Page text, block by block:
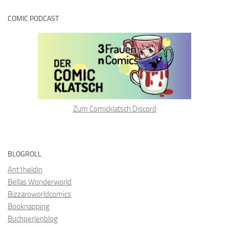
COMIC PODCAST
Zum Comicklatsch Discord
BLOGROLL
Ant1heldin
Bellas Wonderworld
Bizzaroworldcomics
Booknapping
Buchperlenblog